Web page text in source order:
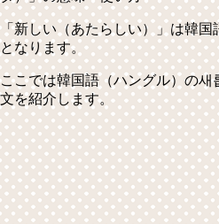
「新しい（あたらしい）」は韓国
となります。
ここでは韓国語（ハングル）の새
文を紹介します。